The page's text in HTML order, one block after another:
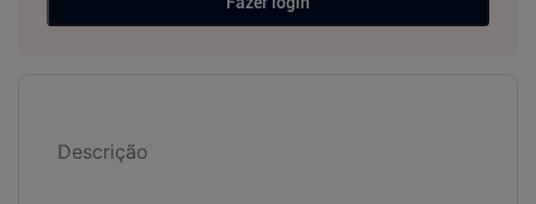
Descrição